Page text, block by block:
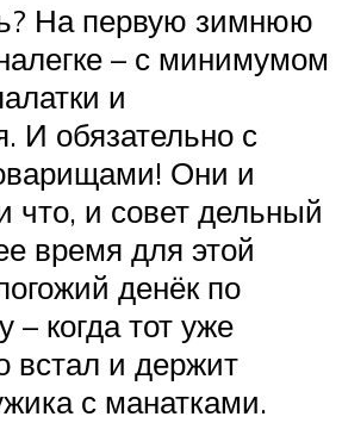
На первую зимнюю
– с минимумом
и
И обязательно с
Они и
что, и совет дельный
время для этой
денёк по
– когда тот уже
встал и держит
с манатками.